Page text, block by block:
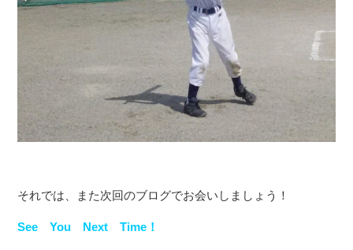
それでは、また次回のブログでお会いしましょう！
See You Next Time！